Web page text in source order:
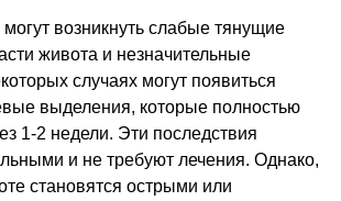
возникнуть слабые тянущие
живота и незначительные
случаях могут появиться
выделения, которые полностью
1-2 недели. Эти последствия
и не требуют лечения. Однако,
становятся острыми или